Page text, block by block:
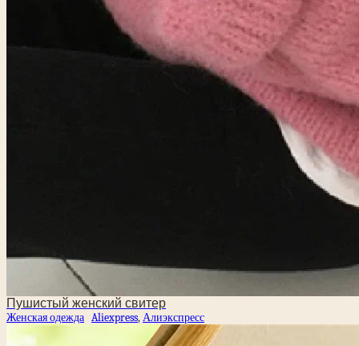
Пушистый женский свитер
Женская одежда Aliexpress,Алиэкспресс